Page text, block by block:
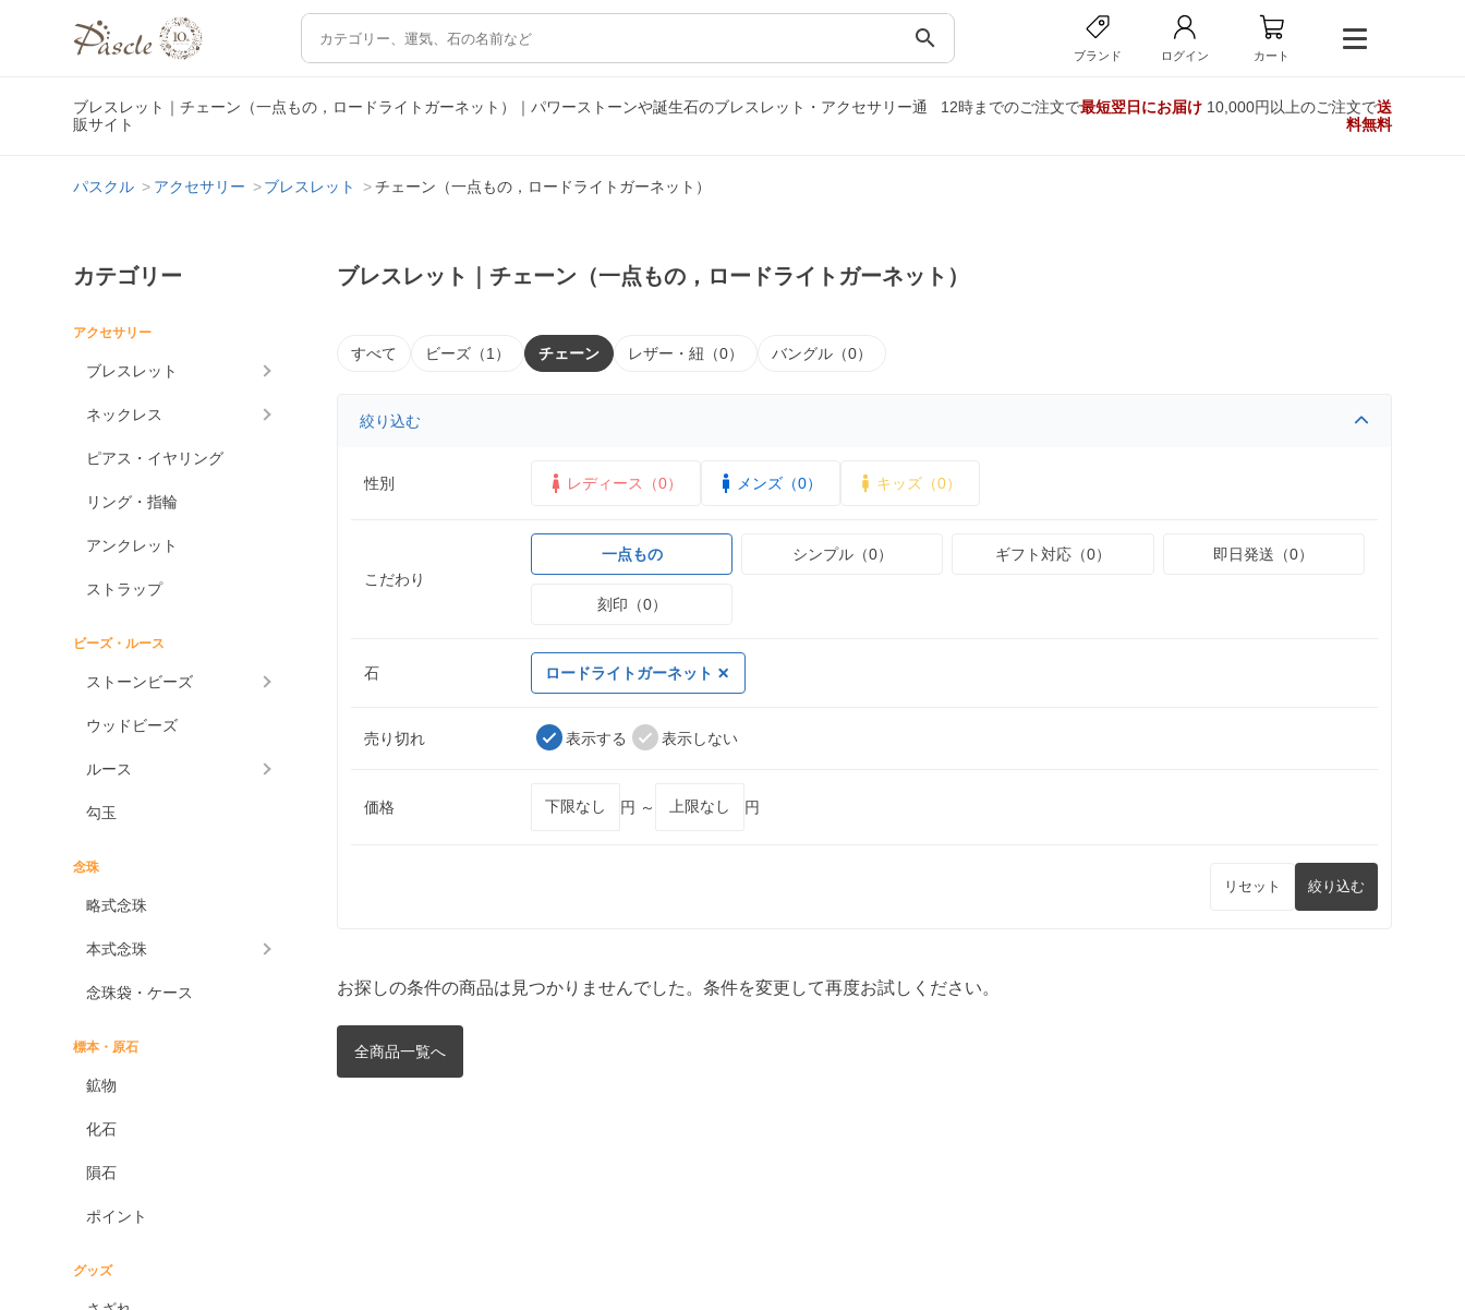
search
ブランド ログイン カート
ブレスレット｜チェーン（一点もの，ロードライトガーネット）｜パワーストーンや誕生石のブレスレット・アクセサリー通
販サイト
12時までのご注文で最短翌日にお届け10,000円以上のご注文で送
料無料
パスクル アクセサリー ブレスレット チェーン（一点もの，ロードライトガーネット）
カテゴリー
アクセサリー
ブレスレット
ネックレス
ピアス・イヤリング
リング・指輪
アンクレット
ストラップ
ビーズ・ルース
ストーンビーズ
ウッドビーズ
ルース
勾玉
念珠
略式念珠
本式念珠
念珠袋・ケース
標本・原石
鉱物
化石
隕石
ポイント
グッズ
ブレスレット｜チェーン（一点もの，ロードライトガーネット）
すべて ビーズ（1） チェーン レザー・紐（0） バングル（0）
絞り込む
性別 レディース（0） メンズ（0） キッズ（0）
こだわり
一点もの シンプル（0） ギフト対応（0） 即日発送（0）
刻印（0）
石 ロードライトガーネット
売り切れ 表示する 表示しない
価格 円 ～ 円
リセット 絞り込む
お探しの条件の商品は見つかりませんでした。条件を変更して再度お試しください。
全商品一覧へ